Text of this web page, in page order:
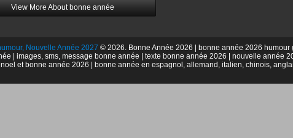
View More About bonne année
Nouvelle Année 2027 © 2026. Bonne Année 2026 | bonne année 2026
| images, sms, message bonne année | texte bonne année 2026 | nouvelle année
et bonne année 2026 | bonne année en espagnol, allemand, italien, chinois,